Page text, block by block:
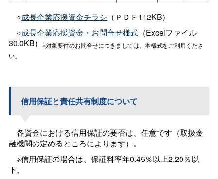
○成長企業応援資金チラシ （ＰＤＦ112KB）
○成長企業応援資金・お問合せ様式（Excelファイル
30.0KB） ※対象要件のお問合せにつきましては、本様式をご利用くださ
い。
信用保証と責任共有制度について
各資金における信用保証の要否は、任意です（取扱金
融機関の定めるところによります）。
※信用保証の場合は、保証料率年0.45％以上2.20％以
下。